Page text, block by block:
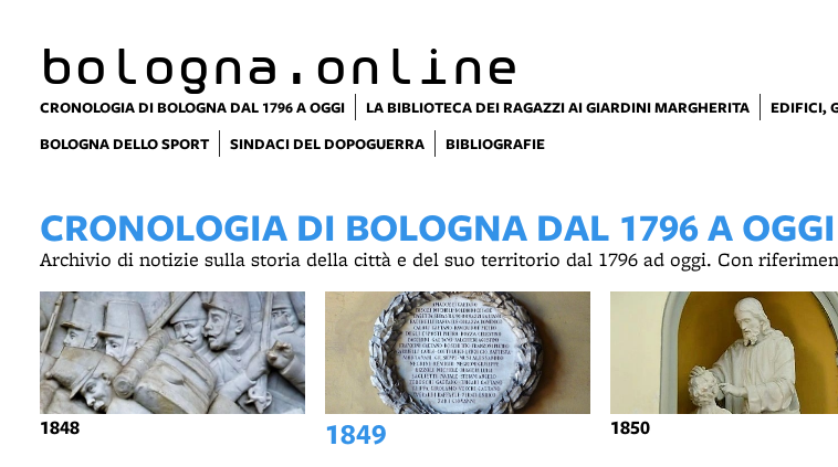
bologna.online
CRONOLOGIA DI BOLOGNA DAL 1796 A OGGI LA BIBLIOTECA DEI RAGAZZI AI GIARDINI MARGHERITA EDIFICI,
BOLOGNA DELLO SPORT
SINDACI DEL DOPOGUERRA BIBLIOGRAFIE
CRONOLOGIA DI BOLOGNA DAL 1796 A OGGI
Archivio di notizie sulla storia della città e del suo territorio dal 1796 ad oggi. Con
1848 1849 1850